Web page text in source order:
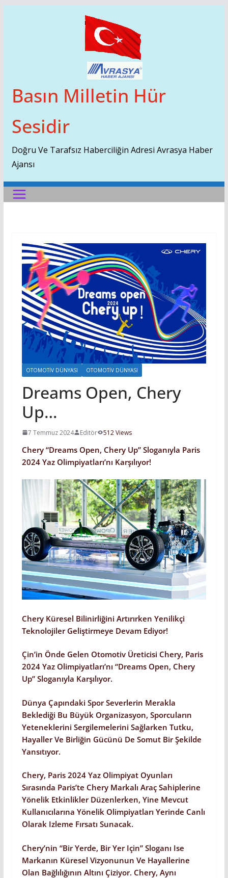
Basın Milletin Hür
Sesidir
Doğru Ve Tarafsız Haberciliğin Adresi Avrasya Haber
Ajansı
OTOMOTIV DÜNYASI OTOMOTIV DÜNYASI
Dreams Open, Chery
Up…
7 Temmuz 2024 Editör 512 Views
Chery “Dreams Open, Chery Up” Sloganıyla Paris
2024 Yaz Olimpiyatları’nı Karşılıyor!
Chery Küresel Bilinirliğini Artırırken Yenilikçi
Teknolojiler Geliştirmeye Devam Ediyor!
Çin’in Önde Gelen Otomotiv Üreticisi Chery, Paris
2024 Yaz Olimpiyatları’nı “Dreams Open, Chery
Up” Sloganıyla Karşılıyor.
Dünya Çapındaki Spor Severlerin Merakla
Beklediği Bu Büyük Organizasyon, Sporcuların
Yeteneklerini Sergilemelerini Sağlarken Tutku,
Hayaller Ve Birliğin Gücünü De Somut Bir Şekilde
Yansıtıyor.
Chery, Paris 2024 Yaz Olimpiyat Oyunları
Sırasında Paris’te Chery Markalı Araç Sahiplerine
Yönelik Etkinlikler Düzenlerken, Yine Mevcut
Kullanıcılarına Yönelik Olimpiyatları Yerinde Canlı
Olarak Izleme Fırsatı Sunacak.
Chery’nin “Bir Yerde, Bir Yer Için” Sloganı Ise
Markanın Küresel Vizyonunun Ve Hayallerine
Olan Bağlılığının Altını Çiziyor. Chery, Aynı